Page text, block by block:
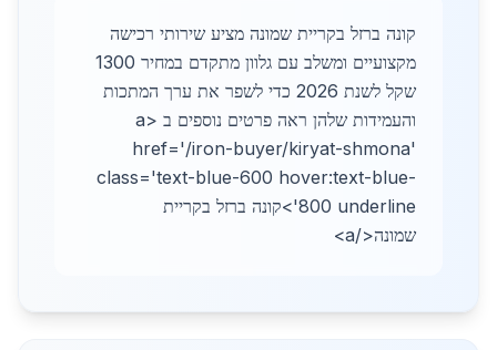
קונה ברזל בקריית שמונה מציע שירותי רכישה
מקצועיים ומשלב עם גלוון מתקדם במחיר 1300
שקל לשנת 2026 כדי לשפר את ערך המתכות
והעמידות שלהן ראה פרטים נוספים ב <a
href='/iron-buyer/kiryat-shmona'
class='text-blue-600 hover:text-blue-
800 underline'>קונה ברזל בקריית
שמונה</a>